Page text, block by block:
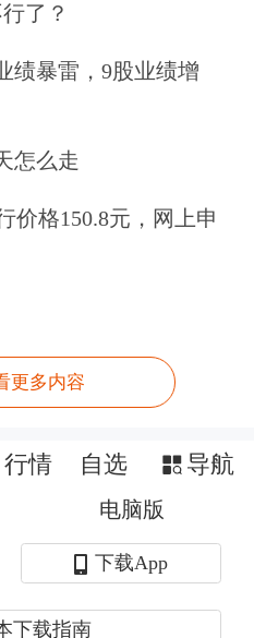
财富不对因该资料
致的盈亏承担任何
务的使用承担风
作任何类型的担
早备好，行情来了
了？
绩暴雷，9股业绩增
怎么走
价格150.8元，网上申
更多内容
行情 自选 导航
电脑版
下载App
下载指南